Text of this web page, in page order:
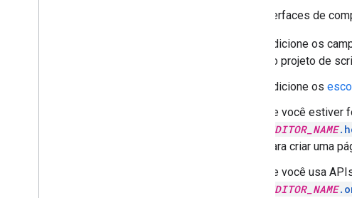
Crie interfaces de
Adicione os
do projeto de
Adicione os
Se você estiver
EDITOR_NAME
para criar uma
Se você usa
EDITOR_NAME